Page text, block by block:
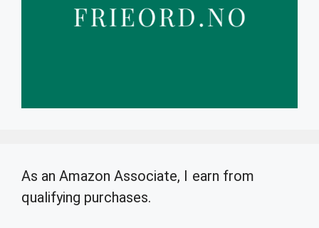
As an Amazon Associate, I earn from
qualifying purchases.